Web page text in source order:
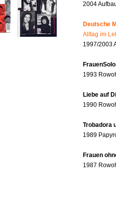
2004
Deutsche
Alltag im
1997/2003
1993
Liebe auf
1990
Trobadora
1989
Frauen
1987